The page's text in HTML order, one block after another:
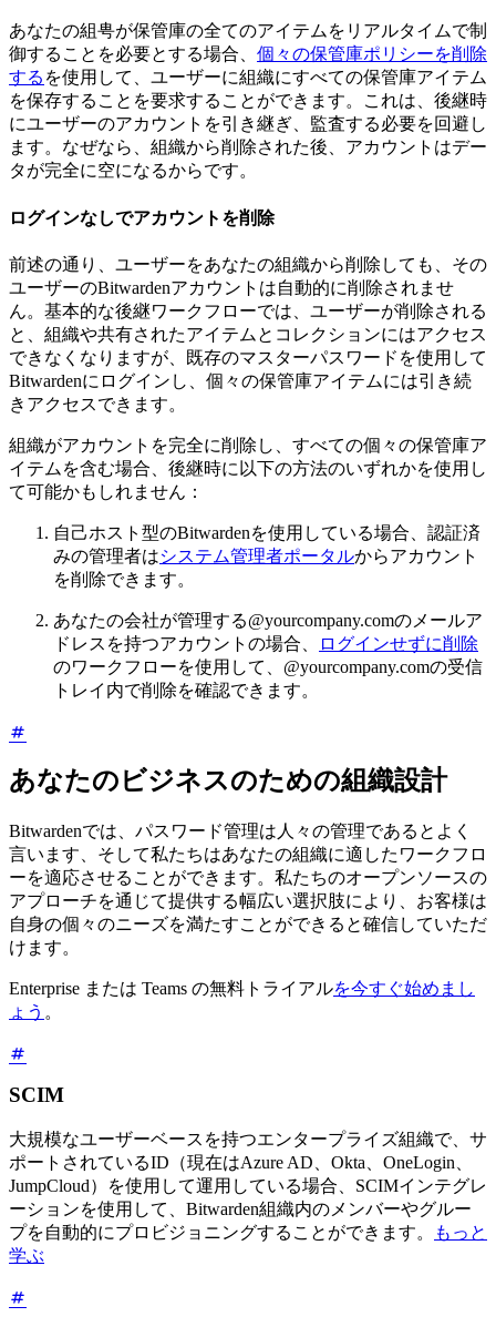
あなたの組甹が保管庫の全てのアイテムをリアルタイムで制
御することを必要とする場合、 個々の保管庫ポリシーを削除
する を使用して、ユーザーに組織にすべての保管庫アイテム
を保存することを要求することができます。これは、後継時
にユーザーのアカウントを引き継ぎ、監査する必要を回避し
ます。なぜなら、組織から削除された後、アカウントはデー
タが完全に空になるからです。
ログインなしでアカウントを削除
前述の通り、ユーザーをあなたの組織から削除しても、その
ユーザーのBitwardenアカウントは自動的に削除されませ
ん。基本的な後継ワークフローでは、ユーザーが削除される
と、組織や共有されたアイテムとコレクションにはアクセス
できなくなりますが、既存のマスターパスワードを使用して
Bitwardenにログインし、個々の保管庫アイテムには引き続
きアクセスできます。
組織がアカウントを完全に削除し、すべての個々の保管庫ア
イテムを含む場合、後継時に以下の方法のいずれかを使用し
て可能かもしれません：
自己ホスト型のBitwardenを使用している場合、認証済
みの管理者はシステム管理者ポータルからアカウント
を削除できます。
あなたの会社が管理する@yourcompany.comのメールア
ドレスを持つアカウントの場合、
ログインせずに削除
のワークフローを使用して、@yourcompany.comの受信
トレイ内で削除を確認できます。
あなたのビジネスのための組織設計
Bitwardenでは、パスワード管理は人々の管理であるとよく
言います、そして私たちはあなたの組織に適したワークフロ
ーを適応させることができます。私たちのオープンソースの
アプローチを通じて提供する幅広い選択肢により、お客様は
自身の個々のニーズを満たすことができると確信していただ
けます。
Enterprise または Teams の無料トライアルを今すぐ始めまし
ょう 。
SCIM
大規模なユーザーベースを持つエンタープライズ組織で、サ
ポートされているID（現在はAzure AD、Okta、OneLogin、
JumpCloud）を使用して運用している場合、SCIMインテグレ
ーションを使用して、Bitwarden組織内のメンバーやグルー
プを自動的にプロビジョニングすることができます。
もっと
学ぶ